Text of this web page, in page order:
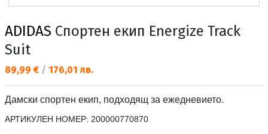
ADIDAS Спортен екип Energize Track
Suit
Текуща цена:
89,99 € / 176,01 лв.
Дамски спортен екип, подходящ за ежедневието.
АРТИКУЛЕН НОМЕР: 200000770870